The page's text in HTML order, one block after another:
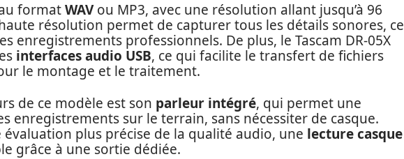
formatWAVou MP3, avec une résolution allant jusqu’à 96
résolution permet de capturer tous les détails sonores, ce
enregistrements professionnels. De plus, le Tascam DR-05X
interfaces audio USB, ce qui facilite le transfert de fichiers
le montage et le traitement.
de ce modèle est son parleur intégré, qui permet une
enregistrements sur le terrain, sans nécessiter de casque.
plus précise de la qualité audio, une lecture casque
grâce à une sortie dédiée.